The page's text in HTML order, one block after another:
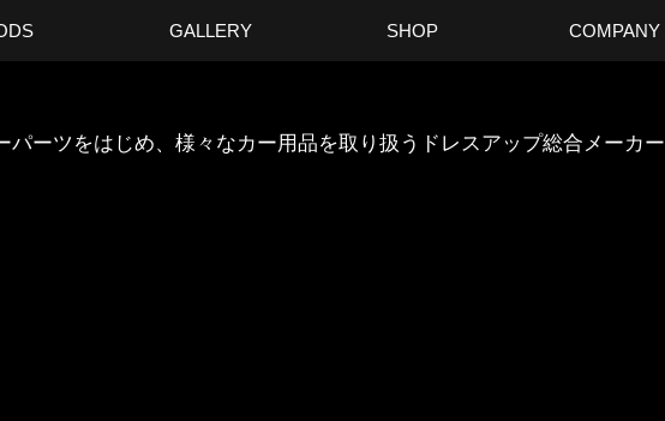
GALLERY SHOP COMPANY
ーツをはじめ、様々なカー用品を取り扱うドレスアップ総合メーカー